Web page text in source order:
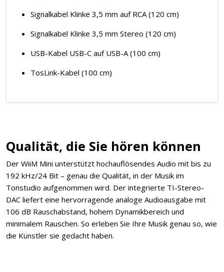
Signalkabel Klinke 3,5 mm auf RCA (120 cm)
Signalkabel Klinke 3,5 mm Stereo (120 cm)
USB-Kabel USB-C auf USB-A (100 cm)
TosLink-Kabel (100 cm)
Qualität, die Sie hören können
Der WiiM Mini unterstützt hochauflösendes Audio mit bis zu
192 kHz/24 Bit – genau die Qualität, in der Musik im
Tonstudio aufgenommen wird. Der integrierte TI-Stereo-
DAC liefert eine hervorragende analoge Audioausgabe mit
106 dB Rauschabstand, hohem Dynamikbereich und
minimalem Rauschen. So erleben Sie Ihre Musik genau so, wie
die Künstler sie gedacht haben.